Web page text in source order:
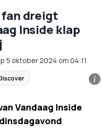
fan dreigt
Inside klap
5 oktober 2024 om 04:11
i
Vandaag Inside